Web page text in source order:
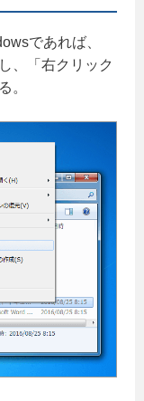
であれば、
、「右クリック
。